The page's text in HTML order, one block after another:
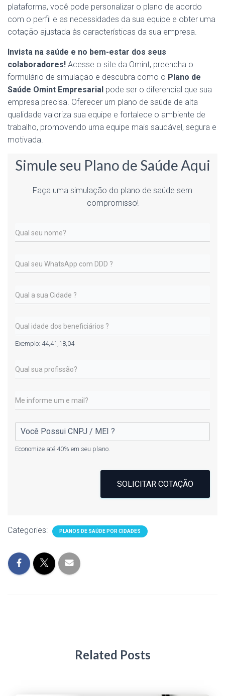
plataforma, você pode personalizar o plano de acordo
com o perfil e as necessidades da sua equipe e obter uma
cotação ajustada às características da sua empresa.
Invista na saúde e no bem-estar dos seus
colaboradores! Acesse o site da Omint, preencha o
formulário de simulação e descubra como o Plano de
Saúde Omint Empresarial pode ser o diferencial que sua
empresa precisa. Oferecer um plano de saúde de alta
qualidade valoriza sua equipe e fortalece o ambiente de
trabalho, promovendo uma equipe mais saudável, segura e
motivada.
Simule seu Plano de Saúde Aqui
Faça uma simulação do plano de saúde sem
compromisso!
Exemplo: 44,41,18,04
Economize até 40% em seu plano.
SOLICITAR COTAÇÃO
Categories: PLANOS DE SAÚDE POR CIDADES
Related Posts